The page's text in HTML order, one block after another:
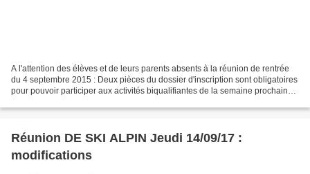
A l'attention des élèves et de leurs parents absents à la réunion de rentrée
du 4 septembre 2015 : Deux pièces du dossier d'inscription sont obligatoires
pour pouvoir participer aux activités biqualifiantes de la semaine prochaine
Réunion DE SKI ALPIN Jeudi 14/09/17 :
modifications